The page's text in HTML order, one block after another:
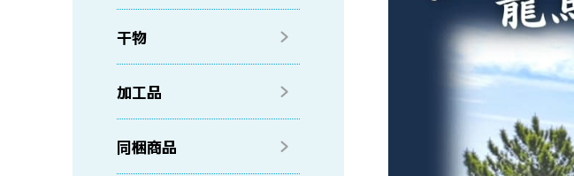
干物
加工品
同梱商品